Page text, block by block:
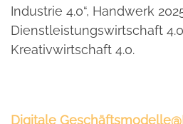
Industrie 4.0“, Handwerk
Dienstleistungswirtschaft
Kreativwirtschaft 4.0.
Digitale